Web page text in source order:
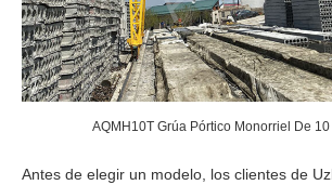
AQMH10T Grúa Pórtico Monorriel De
Antes de elegir un modelo, los clientes de